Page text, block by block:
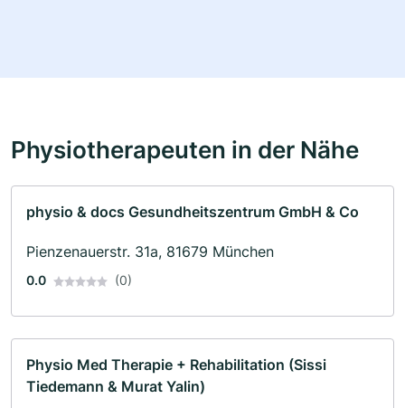
Physiotherapeuten in der Nähe
physio & docs Gesundheitszentrum GmbH & Co
Pienzenauerstr. 31a, 81679 München
0.0 (0)
Physio Med Therapie + Rehabilitation (Sissi
Tiedemann & Murat Yalin)